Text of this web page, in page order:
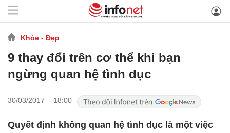
Khỏe - Đẹp
9 thay đổi trên cơ thể khi bạn
ngừng quan hệ tình dục
30/03/2017 - 18:00
Quyết định không quan hệ tình dục là một việc